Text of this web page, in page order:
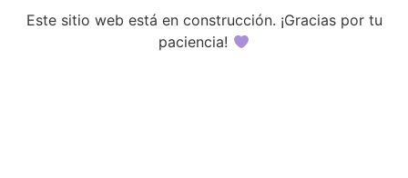
Este sitio web está en construcción. ¡Gracias por tu
paciencia!